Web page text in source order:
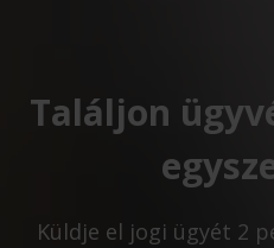
Találjon
Küldje el jogi ügyét 2